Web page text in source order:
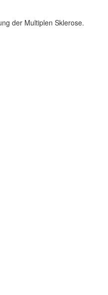
der Multiplen Sklerose.